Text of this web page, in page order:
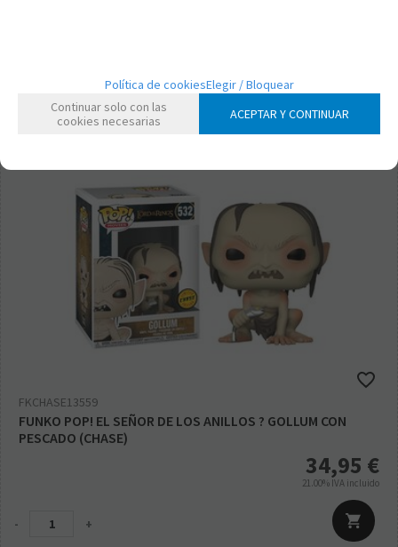
FKCHASE13559
FUNKO POP! EL SEÑOR DE LOS ANILLOS ? GOLLUM CON
PESCADO (CHASE)
34,95 €
21.00% IVA incluido
- +
Política de cookiesElegir / Bloquear
Continuar solo con las
cookies necesarias
ACEPTAR Y CONTINUAR